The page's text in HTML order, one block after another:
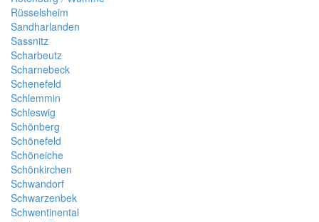
Rüsselsheim
Sandharlanden
Sassnitz
Scharbeutz
Scharnebeck
Schenefeld
Schlemmin
Schleswig
Schönberg
Schönefeld
Schöneiche
Schönkirchen
Schwandorf
Schwarzenbek
Schwentinental